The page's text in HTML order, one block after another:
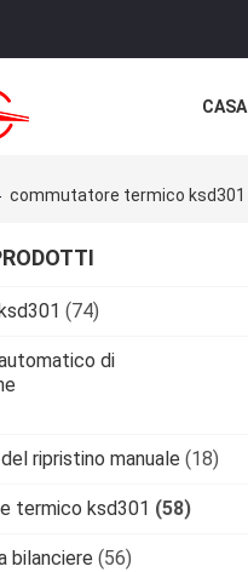
CASA
commutatore termico ksd301
(74)
di
ripristino manuale (18)
termico ksd301 (58)
bilanciere (56)